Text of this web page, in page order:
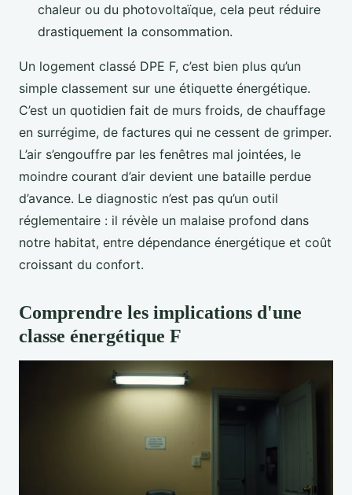
chaleur ou du photovoltaïque, cela peut réduire
drastiquement la consommation.
Un logement classé DPE F, c’est bien plus qu’un
simple classement sur une étiquette énergétique.
C’est un quotidien fait de murs froids, de chauffage
en surrégime, de factures qui ne cessent de grimper.
L’air s’engouffre par les fenêtres mal jointées, le
moindre courant d’air devient une bataille perdue
d’avance. Le diagnostic n’est pas qu’un outil
réglementaire : il révèle un malaise profond dans
notre habitat, entre dépendance énergétique et coût
croissant du confort.
Comprendre les implications d'une
classe énergétique F